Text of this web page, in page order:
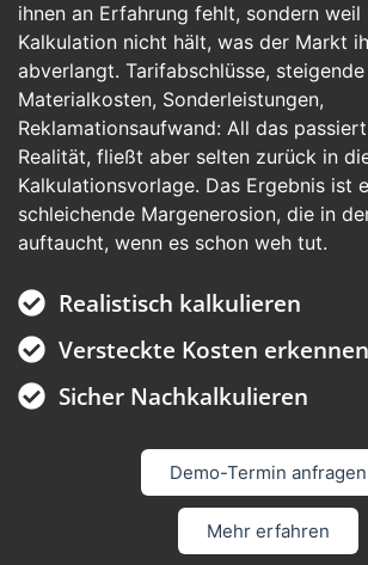
ihnen an Erfahrung fehlt, sondern weil
Kalkulation nicht hält, was der Markt
abverlangt. Tarifabschlüsse, steigende
Materialkosten, Sonderleistungen,
Reklamationsaufwand: All das
Realität, fließt aber selten zurück in
Kalkulationsvorlage. Das Ergebnis ist
schleichende Margenerosion, die in
auftaucht, wenn es schon weh tut.
Realistisch kalkulieren
Versteckte Kosten erkennen
Sicher Nachkalkulieren
Demo-Termin anfragen
Mehr erfahren